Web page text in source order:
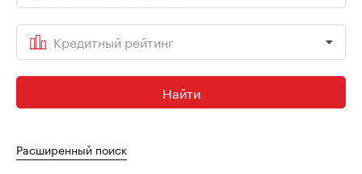
Кредитный рейтинг
Найти
Расширенный поиск